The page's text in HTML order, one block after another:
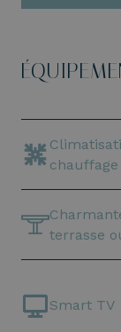
chauffage
terrasse
Smart TV